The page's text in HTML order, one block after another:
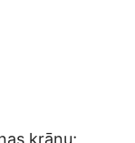
krānu;